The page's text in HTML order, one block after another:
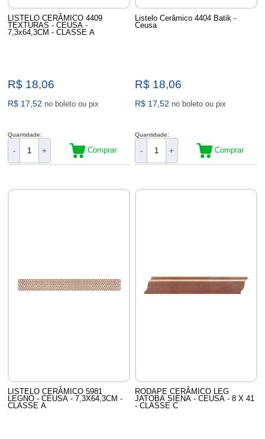
LISTELO CERÂMICO 4409
TEXTURAS - CEUSA -
7,3x64,3CM - CLASSE A
R$ 18,06
R$ 17,52 no boleto ou pix
Quantidade:
- + Comprar
Listelo Cerâmico 4404 Batik -
Ceusa
R$ 18,06
R$ 17,52 no boleto ou pix
Quantidade:
- + Comprar
LISTELO CERÂMICO 5981
LEGNO - CEUSA - 7,3X64,3CM -
CLASSE A
RODAPE CERÂMICO LEG
JATOBA SIENA - CEUSA - 8 X 41
- CLASSE C